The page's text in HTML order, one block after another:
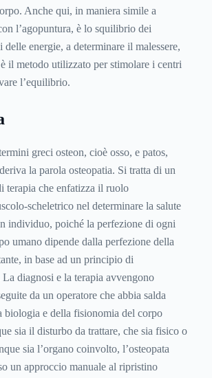
Anche qui, in maniera simile a
l’agopuntura, è lo squilibrio dei
delle energie, a determinare il malessere,
il metodo utilizzato per stimolare i centri
l’equilibrio.
greci osteon, cioè osso, e patos,
la parola osteopatia. Si tratta di un
terapia che enfatizza il ruolo
scheletrico nel determinare la salute
individuo, poiché la perfezione di ogni
umano dipende dalla perfezione della
in base ad un principio di
diagnosi e la terapia avvengono
da un operatore che abbia salda
biologia e della fisionomia del corpo
sia il disturbo da trattare, che sia fisico o
sia l’organo coinvolto, l’osteopata
un approccio manuale al ripristino